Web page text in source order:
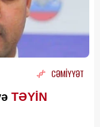
CƏMİYYƏT
TƏYİN